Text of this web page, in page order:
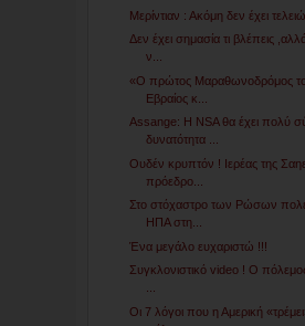
Μερίντιαν : Ακόμη δεν έχει
Δεν έχει σημασία τι βλέπεις
ν...
«O πρώτος Μαραθωνοδρόμος
Εβραίος κ...
Assange: H NSA θα έχει πολύ
δυνατότητα ...
Ουδέν κρυπτόν ! Ιερέας της
πρόεδρο...
Στο στόχαστρο των Ρώσων
ΗΠΑ στη...
Ένα μεγάλο ευχαριστώ !!!
Συγκλονιστικό video ! O πόλεμος
Οι 7 λόγοι που η Αμερική